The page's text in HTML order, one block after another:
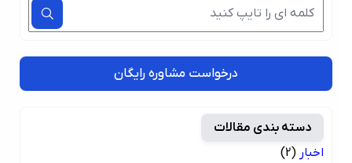
درخواست مشاوره رایگان
دسته بندی مقالات
اخبار (2)